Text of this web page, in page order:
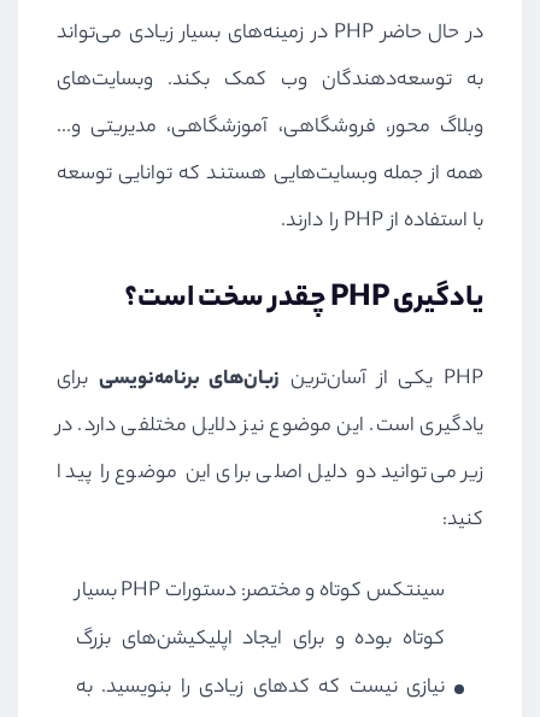
در حال حاضرPHP در زمینه‌های بسیار زیادی می‌تواند
به توسعه‌دهندگان وب کمک بکند. وبسایت‌های
وبلاگ محور، فروشگاهی، آموزشگاهی، مدیریتی و...
همه از جمله وبسایت‌هایی هستند که توانایی توسعه
با استفاده ازPHP را دارند.
یادگیریPHPچقدر سخت است؟
PHP یکی از آسان‌ترین زبان‌های برنامه‌نویسی برای
یادگیری است. این موضوع نیز دلایل مختلفی دارد. در
زیر می‌توانید دو دلیل اصلی برای این موضوع را پیدا
کنید:
سینتکس کوتاه و مختصر: دستوراتPHPبسیار
کوتاه بوده و برای ایجاد اپلیکیشن‌های بزرگ
نیازی نیست که کدهای زیادی را بنویسید. به